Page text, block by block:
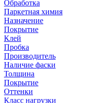
Обработка
Паркетная химия
Назначение
Покрытие
Клей
Пробка
Производитель
Наличие фаски
Толщина
Покрытие
Оттенки
Класс нагрузки